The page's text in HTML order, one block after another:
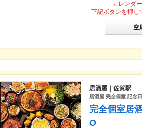
カレンダ
下記ボタンを押し
空
居酒屋｜佐賀駅
居酒屋 完全個室 記念
完全個室居
O